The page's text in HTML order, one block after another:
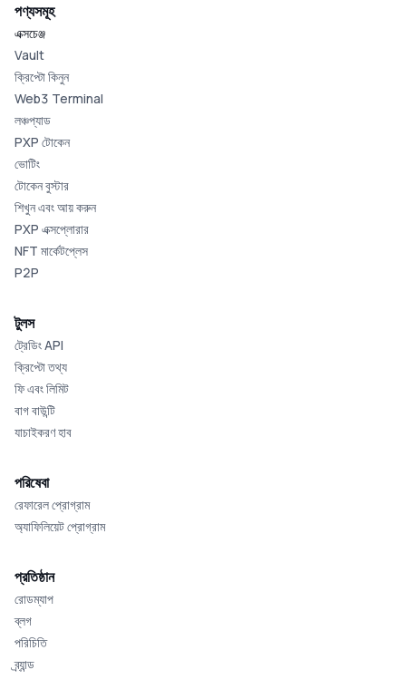
পণ্যসমূহ
এক্সচেঞ্জ
Vault
ক্রিপ্টো কিনুন
Web3 Terminal
লঞ্চপ্যাড
PXP টোকেন
ভোটিং
টোকেন বুস্টার
শিখুন এবং আয় করুন
PXP এক্সপ্লোরার
NFT মার্কেটপ্লেস
P2P
টুলস
ট্রেডিং API
ক্রিপ্টো তথ্য
ফি এবং লিমিট
বাগ বাউন্টি
যাচাইকরণ হাব
পরিষেবা
রেফারেল প্রোগ্রাম
অ্যাফিলিয়েট প্রোগ্রাম
প্রতিষ্ঠান
রোডম্যাপ
ব্লগ
পরিচিতি
ব্র্যান্ড